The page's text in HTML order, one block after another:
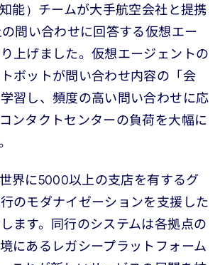
能）チームが大手航空会社と提携
問い合わせに回答する仮想エー
上げました。仮想エージェントの
ボットが問い合わせ内容の「会
習し、頻度の高い問い合わせに応
ンタクトセンターの負荷を大幅に
界に5000以上の支店を有するグ
のモダナイゼーションを支援した
ます。同行のシステムは各拠点の
にあるレガシープラットフォーム